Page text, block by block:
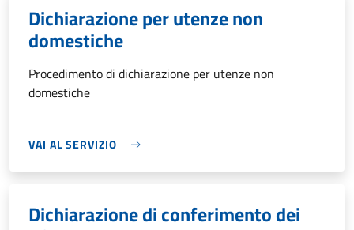
Dichiarazione per utenze non
domestiche
Procedimento di dichiarazione per utenze non
domestiche
VAI AL SERVIZIO
Dichiarazione di conferimento dei